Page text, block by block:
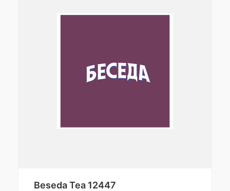
Beseda Tea 12447